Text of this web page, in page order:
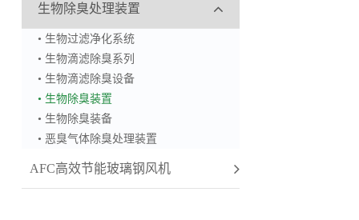
生物除臭处理装置
• 生物过滤净化系统
• 生物滴滤除臭系列
• 生物滴滤除臭设备
• 生物除臭装置
• 生物除臭装备
• 恶臭气体除臭处理装置
AFC高效节能玻璃钢风机